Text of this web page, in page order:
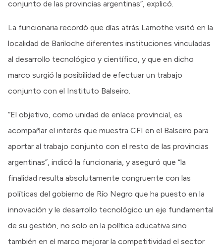
conjunto de las provincias argentinas”, explicó.
La funcionaria recordó que días atrás Lamothe visitó en la
localidad de Bariloche diferentes instituciones vinculadas
al desarrollo tecnológico y científico, y que en dicho
marco surgió la posibilidad de efectuar un trabajo
conjunto con el Instituto Balseiro.
“El objetivo, como unidad de enlace provincial, es
acompañar el interés que muestra CFI en el Balseiro para
aportar al trabajo conjunto con el resto de las provincias
argentinas”, indicó la funcionaria, y aseguró que “la
finalidad resulta absolutamente congruente con las
políticas del gobierno de Río Negro que ha puesto en la
innovación y le desarrollo tecnológico un eje fundamental
de su gestión, no solo en la política educativa sino
también en el marco mejorar la competitividad el sector